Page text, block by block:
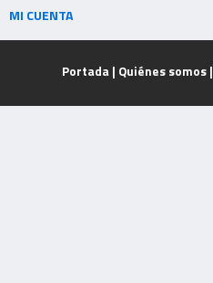
MI CUENTA
Portada | Quiénes somos|